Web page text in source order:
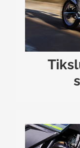
efektyviai
suteikdamas